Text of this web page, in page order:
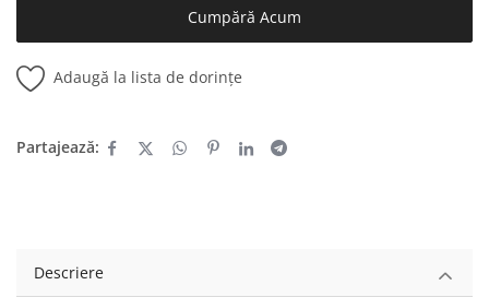
Cumpără Acum
Adaugă la lista de dorințe
Partajează:
Descriere